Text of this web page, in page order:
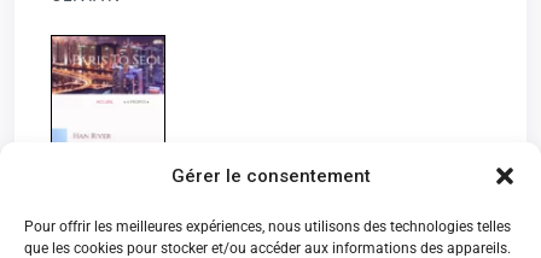
Gérer le consentement
Pour offrir les meilleures expériences, nous utilisons des technologies telles
que les cookies pour stocker et/ou accéder aux informations des appareils.